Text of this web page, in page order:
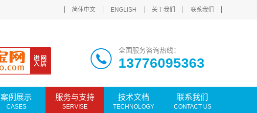
简体中文 ENGLISH 关于我们 联系我们
全国服务咨询热线：
13776095363
案例展示
CASES
服务与支持
SERVISE
技术文档
TECHNOLOGY
联系我们
CONTACT US